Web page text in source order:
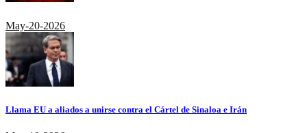
May-20-2026
Llama EU a aliados a unirse contra el Cártel de Sinaloa e Irán